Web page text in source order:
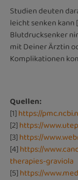
Studien deuten
leicht senken kann
Blutdrucksenker
mit Deiner Ärztin
Komplikationen
Quellen:
[1]https://
[2]https://
[3]https://
[4]https://
therapies-graviola
[5]https://